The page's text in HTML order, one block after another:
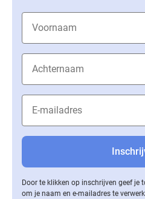
Door te klikken op inschrijven geef je
om je naam en e-mailadres te